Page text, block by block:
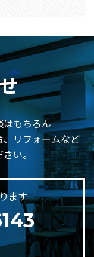
はもちろん
、リフォームなど
い。
ます